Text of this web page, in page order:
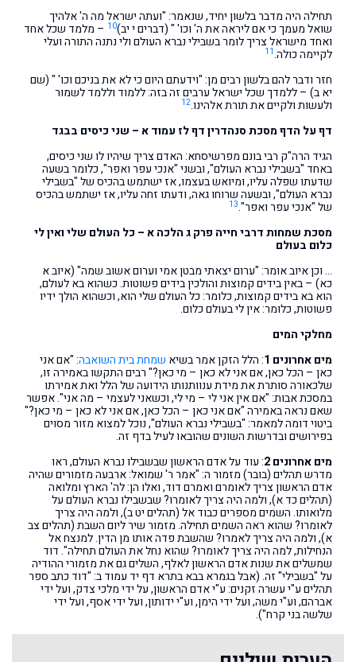
תחילה היה מדבר בלשון יחיד, שנאמר: "ועתה ישראל מה ה' אלהיך
שואל מעמך כי אם ליראה את ה' וכו' " (דברים י יב)10 – מלמד שכל אחד
ואחד מישראל צריך לומר בשבילי נברא העולם ולי נתנה התורה ועלי
לקיימה כולה.11
חזר ודבר להם בלשון רבים מן: "וידעתם היום כי לא את בניכם וכו' " (שם
יא ב) – ללמדך שכל ישראל ערבים זה בזה: ללמוד וללמד לשמור
ולעשות ולקיים את תורת אלהינו.12
דף על הדף מסכת סנהדרין דף לז עמוד א – שני כיסים בבגד
הגיד הרה"ק רבי בונם מפרשיסחא: האדם צריך שיהיו לו שני כיסים,
באחד "בשבילי נברא העולם", ובשני "אנכי עפר ואפר", כלומר בשעה
שדעתו שפלה עליו, ומיואש בעצמו, אז ישתמש בהכיס של "בשבילי
נברא העולם", ובשעה שרוחו גאה, ודעתו זחה עליו, אז ישתמש בהכיס
של "אנכי עפר ואפר".13
מסכת שמחות דרבי חייה פרק ג הלכה א – כל העולם שלי ואין לי
כלום בעולם
… וכן איוב אומר: "ערום יצאתי מבטן אמי וערום אשוב שמה" (איוב א
כא) – באין בידים קמוצות והולכין בידים פשוטות. כשהוא בא לעולם,
הוא בא בידים קמוצות, כלומר: כל העולם שלי הוא, וכשהוא הולך ידיו
פשוטות, כלומר: אין לי בעולם כלום.
מחלקי המים
מים אחרונים 1
: הלל הזקן אמר בשיא שמחת בית השואבה: "אם אני
כאן – הכל כאן, אם אני לא כאן – מי כאן?" רבים התקשו באמירה זו,
שלכאורה סותרת את מידת ענוותנותו הידועה של הלל ואת אמירתו
במסכת אבות: "אם אין אני לי – מי לי, וכשאני לעצמי – מה אני". אפשר
שאם נראה באמירה "אם אני כאן – הכל כאן, אם אני לא כאן – מי כאן?"
ביטוי דומה למאמר: "בשבילי נברא העולם", נוכל למצוא מזור מסוים
בפירושים ובדרשות השונים שהובאו לעיל בדף זה.
מים אחרונים 2
: עוד על אדם הראשון שבשבילו נברא העולם, ראו
מדרש תהלים (בובר) מזמור ה: "אמר ר' שמואל: ארבעה מזמורים שהיה
אדם הראשון צריך לאומרם ואמרם דוד, ואלו הן: לה' הארץ ומלואה
(תהלים כד א), ולמה היה צריך לאומרו? שבשבילו נברא העולם על
מלואותו. השמים מספרים כבוד אל (תהלים יט ב), ולמה היה צריך
לאומרו? שהוא ראה השמים תחילה. מזמור שיר ליום השבת (תהלים צב
א), ולמה היה צריך לאמרו? שהשבת פדה אותו מן הדין. למנצח אל
הנחילות, למה היה צריך לאומרו? שהוא נחל את העולם תחילה". דוד
שמשלים את שנות אדם הראשון לאלף, השלים גם את מזמורי ההודיה
על "בשבילי" זה. (אבל בגמרא בבא בתרא דף יד עמוד ב: "דוד כתב ספר
תהלים ע"י עשרה זקנים: ע"י אדם הראשון, על ידי מלכי צדק, ועל ידי
אברהם, וע"י משה, ועל ידי הימן, וע"י ידותון, ועל ידי אסף, ועל ידי
שלשה בני קרח").